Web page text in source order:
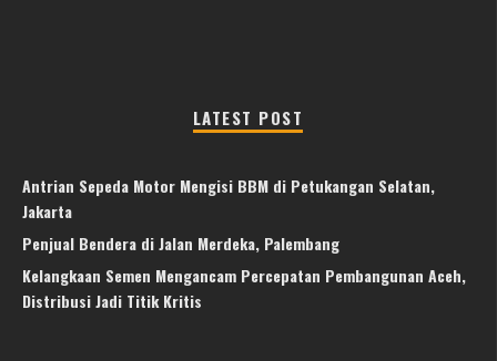
LATEST POST
Antrian Sepeda Motor Mengisi BBM di Petukangan Selatan,
Jakarta
Penjual Bendera di Jalan Merdeka, Palembang
Kelangkaan Semen Mengancam Percepatan Pembangunan Aceh,
Distribusi Jadi Titik Kritis